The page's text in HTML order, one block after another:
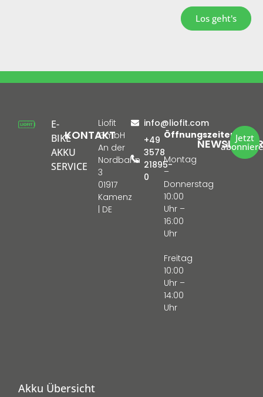
Los geht's
E-
BIKE
AKKU
SERVICE
KONTAKT
Liofit
GmbH
An der
Nordbahn
3
01917
Kamenz
| DE
info@liofit.com
+49
3578
21895-
0
Öffnungszeiten:
Montag
–
Donnerstag
10:00
Uhr –
16:00
Uhr
Freitag
10:00
Uhr –
14:00
Uhr
NEWSLETTER
Jetzt
Akku Übersicht